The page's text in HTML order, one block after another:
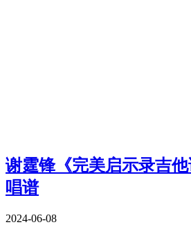
谢霆锋《完美启示录吉
唱谱
2024-06-08